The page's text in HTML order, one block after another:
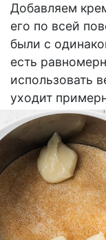
Добавляем
его по всей
были с
есть
использовать
уходит